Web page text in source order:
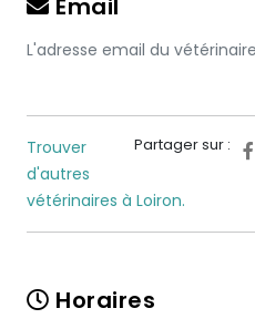
Email
L'adresse email du
Partager sur :
Trouver
d'autres
vétérinaires à Loiron.
Horaires